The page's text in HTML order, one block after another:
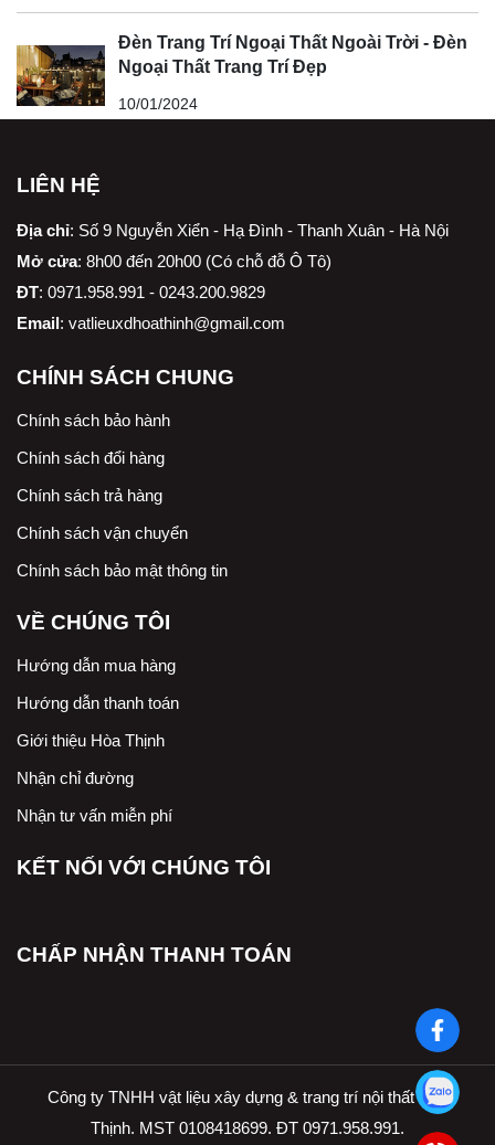
Đèn Trang Trí Ngoại Thất Ngoài Trời - Đèn
Ngoại Thất Trang Trí Đẹp
10/01/2024
LIÊN HỆ
Địa chỉ: Số 9 Nguyễn Xiển - Hạ Đình - Thanh Xuân - Hà Nội
Mở cửa: 8h00 đến 20h00 (Có chỗ đỗ Ô Tô)
ĐT: 0971.958.991 - 0243.200.9829
Email: vatlieuxdhoathinh@gmail.com
CHÍNH SÁCH CHUNG
Chính sách bảo hành
Chính sách đổi hàng
Chính sách trả hàng
Chính sách vận chuyển
Chính sách bảo mật thông tin
VỀ CHÚNG TÔI
Hướng dẫn mua hàng
Hướng dẫn thanh toán
Giới thiệu Hòa Thịnh
Nhận chỉ đường
Nhận tư vấn miễn phí
KẾT NỐI VỚI CHÚNG TÔI
CHẤP NHẬN THANH TOÁN
Công ty TNHH vật liệu xây dựng & trang trí nội thất Hòa
Thịnh. MST 0108418699. ĐT 0971.958.991.